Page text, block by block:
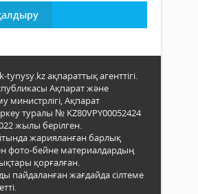
tynysy.kz ақпараттық агенттігі.
Ақпарат және
министрлігі, Ақпарат
туралы № KZ80VPY00052424
жылы берілген.
жарияланған барлық
фото-бейне материалдардың
қорғалған.
пайдаланған жағдайда сілтеме